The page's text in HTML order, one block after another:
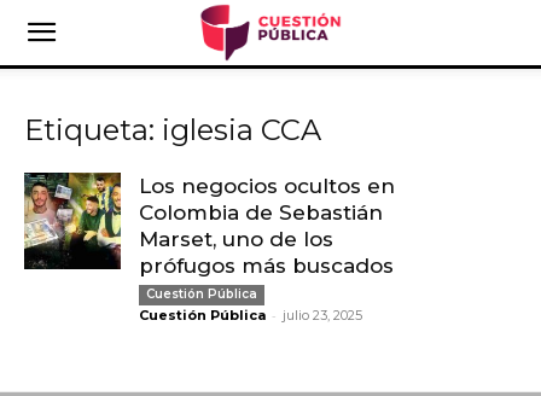
Etiqueta: iglesia CCA
Los negocios ocultos en
Colombia de Sebastián
Marset, uno de los
prófugos más buscados
Cuestión Pública
Cuestión Pública - julio 23, 2025